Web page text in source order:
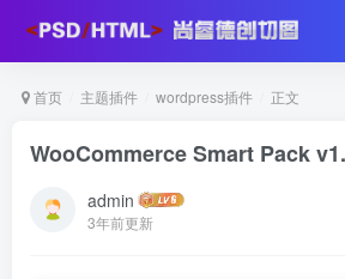
首页 主题插件 wordpress插件 正文
WooCommerce Smart Pack
admin
3年前更新